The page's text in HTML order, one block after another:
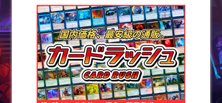
o
k